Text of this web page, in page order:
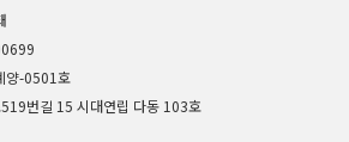
양-0501호
번길 15 시대연립 다동 103호